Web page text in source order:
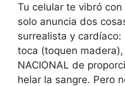
Tu celular te vibró
solo anuncia dos
surrealista y
toca (toquen madera),
NACIONAL de
helar la sangre. Pero